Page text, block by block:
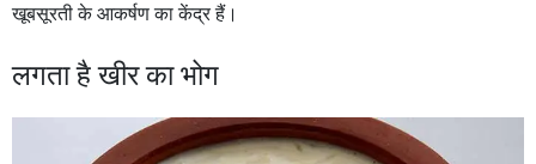
खूबसूरती के आकर्षण का केंद्र हैं।
लगता है खीर का भोग